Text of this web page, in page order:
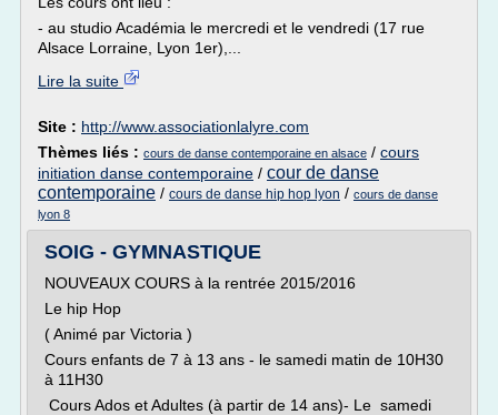
- au studio Académia le mercredi et le vendredi (17 rue
Alsace Lorraine, Lyon 1er),...
Lire la suite
Site : http://www.associationlalyre.com
Thèmes liés : cours de danse contemporaine en alsace / cours
initiation danse contemporaine / cour de danse
contemporaine / cours de danse hip hop lyon / cours de danse
lyon 8
SOIG - GYMNASTIQUE
NOUVEAUX COURS à la rentrée 2015/2016
Le hip Hop
( Animé par Victoria )
Cours enfants de 7 à 13 ans - le samedi matin de 10H30
à 11H30
Cours Ados et Adultes (à partir de 14 ans)- Le samedi